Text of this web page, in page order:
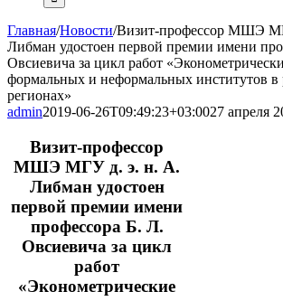
Главная/Новости/Визит-профессор МШЭ
Либман удостоен первой премии имени
Овсиевича за цикл работ
формальных и неформальных институтов в
регионах»
admin2019-06-26T09:49:23+03:0027 апреля
Визит-профессор
МШЭ МГУ д. э. н. А.
Либман удостоен
первой премии имени
профессора Б. Л.
Овсиевича за цикл
работ
«Эконометрические